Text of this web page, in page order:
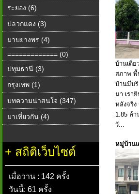
ระยอง (6)
ปลวกแดง (3)
มาบยางพร (4)
============= (0)
ปทุมธานี (3)
กรุงเทพ (1)
บทความน่าสนใจ (347)
มาเที่ยวกัน (4)
+ สถิติเว็บไซต์
เมื่อวาน : 142 ครั้ง
วันนี้: 61 ครั้ง
บ้านเดี่
สภาพ พื้
บ้านมีบ
มา เรา
หลังจริ
1.85 ล้
วั...
หมู่บ้านเ